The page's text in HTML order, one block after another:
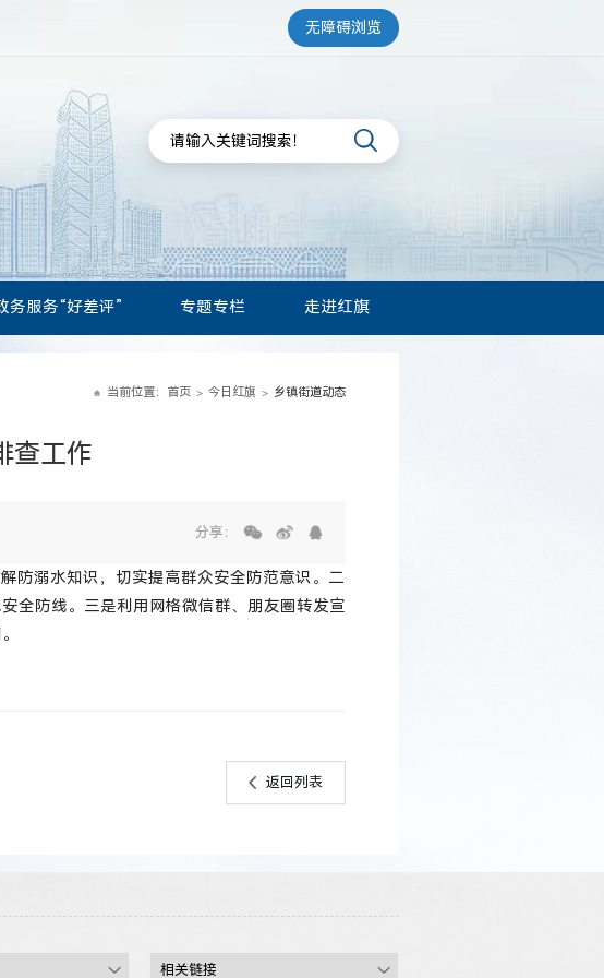
无障碍浏览
务服务“好差评” 专题专栏 走进红旗
当前位置： 首页 > 今日红旗 > 乡镇街道动态
查工作
分享：
防溺水知识，切实提高群众安全防范意识。二
全防线。三是利用网格微信群、朋友圈转发宣
返回列表